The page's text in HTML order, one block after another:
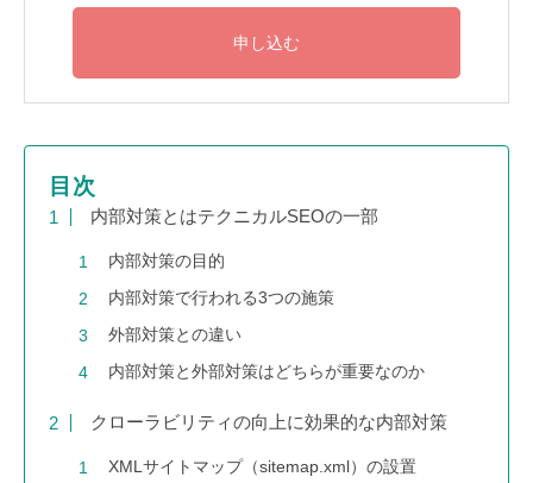
目次
内部対策とはテクニカルSEOの一部
内部対策の目的
内部対策で行われる3つの施策
外部対策との違い
内部対策と外部対策はどちらが重要なのか
クローラビリティの向上に効果的な内部対策
XMLサイトマップ（sitemap.xml）の設置